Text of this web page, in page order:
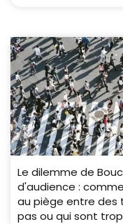
Le dilemme de
d'audience :
au piège entre des
pas ou qui sont